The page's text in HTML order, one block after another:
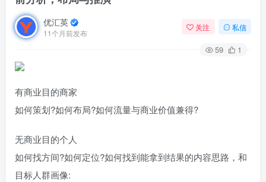
优汇英
11个月前发布
关注 私信
59 1
有商业目的商家
如何策划?如何布局?如何流量与商业价值兼得?
无商业目的个人
如何找方间?如何定位?如何找到能拿到结果的内容思路，和
目标人群画像: